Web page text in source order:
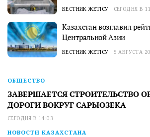
ВЕСТНИК ЖЕТІСУ СЕГОДНЯ В
Казахстан возглавил
Центральной Азии
ВЕСТНИК ЖЕТІСУ 5 АВГУСТА
ОБЩЕСТВО
ЗАВЕРШАЕТСЯ СТРОИТЕЛЬСТВО
ДОРОГИ ВОКРУГ САРЫОЗЕКА
СЕГОДНЯ В 14:03
НОВОСТИ КАЗАХСТАНА